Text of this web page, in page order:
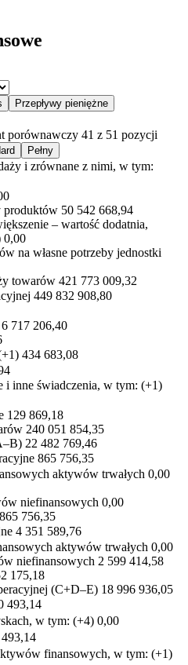
Przepływy pieniężne
porównawczy 41 z 51 pozycji
Pełny
i zrównane z nimi, w tym:
produktów 50 542 668,94
– wartość dodatnia,
0,00
na własne potrzeby jednostki
towarów 421 773 009,32
449 832 908,80
6 717 206,40
434 683,08
i inne świadczenia, w tym: (+1)
129 869,18
240 051 854,35
22 482 769,46
865 756,35
aktywów trwałych 0,00
niefinansowych 0,00
865 756,35
4 351 589,76
aktywów trwałych 0,00
niefinansowych 2 599 414,58
175,18
(C+D–E) 18 996 936,05
493,14
w tym: (+4) 0,00
finansowych, w tym: (+1)